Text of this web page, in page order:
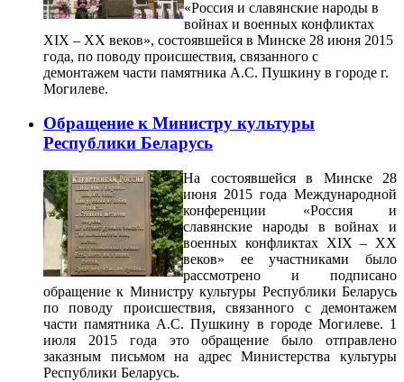
«Россия и славянские народы в
войнах и военных конфликтах
XIX – XX веков», состоявшейся в Минске 28 июня 2015
года, по поводу происшествия, связанного с
демонтажем части памятника А.С. Пушкину в городе г.
Могилеве.
Обращение к Министру культуры
Республики Беларусь
На состоявшейся в Минске 28
июня 2015 года Международной
конференции «Россия и
славянские народы в войнах и
военных конфликтах XIX – XX
веков» ее участниками было
рассмотрено и подписано
обращение к Министру культуры Республики Беларусь
по поводу происшествия, связанного с демонтажем
части памятника А.С. Пушкину в городе Могилеве. 1
июля 2015 года это обращение было отправлено
заказным письмом на адрес Министерства культуры
Республики Беларусь.